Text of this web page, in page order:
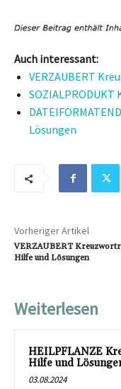
Auch interessant:
VERZAUBERT
Lösungen
Vorheriger Artikel
VERZAUBERT
Hilfe und Lösungen
Weiterlesen
HEILPFLANZE
Hilfe und
03.08.2024